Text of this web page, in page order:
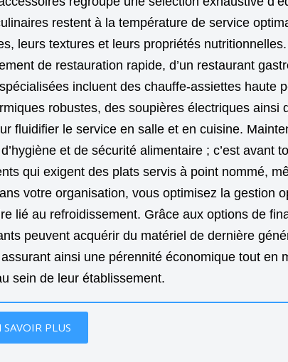
restent à la température de service
leurs textures et leurs propriétés
de restauration rapide, d’un restaurant
incluent des chauffe-assiettes haute
robustes, des soupières électriques ainsi
fluidifier le service en salle et en cuisine.
et de sécurité alimentaire ; c’est avant
qui exigent des plats servis à point nommé,
votre organisation, vous optimisez la gestion
lié au refroidissement. Grâce aux options de
peuvent acquérir du matériel de dernière
ainsi une pérennité économique tout en
sein de leur établissement.
SAVOIR PLUS